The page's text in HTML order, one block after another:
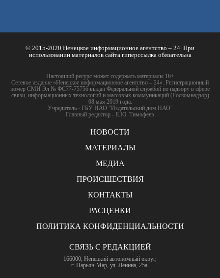
© 2015-2020 Ненецкое информационное агентство – 24. При
использовании материалов сайта гиперссылка обязательна
Настоящий ресурс может содержать материалы 16+
Сетевое издание «Ненецкое информационное агентство – 24». Регистрационный
номер СМИ Эл № ФС77-75756 выдан Федеральной службой по надзору в сфере
связи, информационных технологий и массовых коммуникаций (Роскомнадзор)
08 мая 2019 года.
Учредитель - ГБУ НАО "Издательский дом НАО"
Главный редактор - Е.Ю. Тимофеев
НОВОСТИ
МАТЕРИАЛЫ
МЕДИА
ПРОИСШЕСТВИЯ
КОНТАКТЫ
РАСЦЕНКИ
ПОЛИТИКА КОНФИДЕНЦИАЛЬНОСТИ
СВЯЗЬ С РЕДАКЦИЕЙ
166000, Ненецкий автономный округ,
г. Нарьян-Мар, ул. Ленина, 25а.